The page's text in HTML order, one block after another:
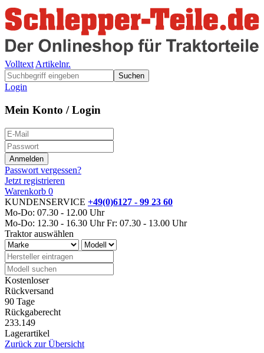
Volltext Artikelnr.
Suchen
Login
Mein Konto / Login
Passwort vergessen?
Jetzt registrieren
Warenkorb 0
KUNDENSERVICE +49(0)6127 - 99 23 60
Mo-Do: 07.30 - 12.00 Uhr
Mo-Do: 12.30 - 16.30 Uhr Fr: 07.30 - 13.00 Uhr
Traktor auswählen
Kostenloser
Rückversand
90 Tage
Rückgaberecht
233.149
Lagerartikel
Zurück zur Übersicht